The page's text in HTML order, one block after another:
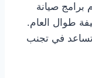
صيانة
طوال العام.
وتساعد في تجنب